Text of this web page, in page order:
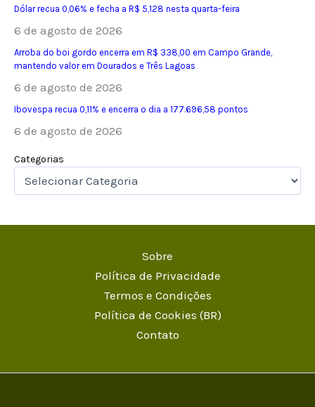
Dólar recua 0,06% e fecha a R$ 5,128 nesta quarta-feira
6 de agosto de 2026
Arroba do boi gordo encerra em R$ 338,00 em Campo Grande,
mantendo valor em Dourados e Três Lagoas
6 de agosto de 2026
Ibovespa recua 0,11% e encerra o dia a 177.696,58 pontos
6 de agosto de 2026
Categorias
Sobre
Política de Privacidade
Termos e Condições
Política de Cookies (BR)
Contato